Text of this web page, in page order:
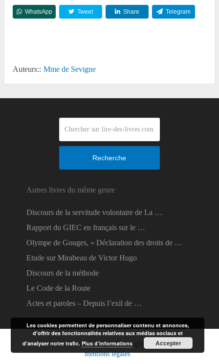
WhatsApp Tweet Share Telegram
Auteurs:: Mme de Sevigne
Recherche
Autres livres du même genre
Discours de la servitude volontaire de La …
Rapport du GIEC en français sur le …
Olympe de Gouges, « Déclaration des droits de …
Etude sur Mirabeau de Victor Hugo
Discours de la méthode
Le Code de la Route
Actes et paroles – Depuis l’exil de …
Lire des livres en ligneCopyright © 2026.
mentions légales
Les cookies permettent de personnaliser contenu et annonces,
d'offrir des fonctionnalités relatives aux médias sociaux et
d'analyser notre trafic.Plus d’informations Accepter